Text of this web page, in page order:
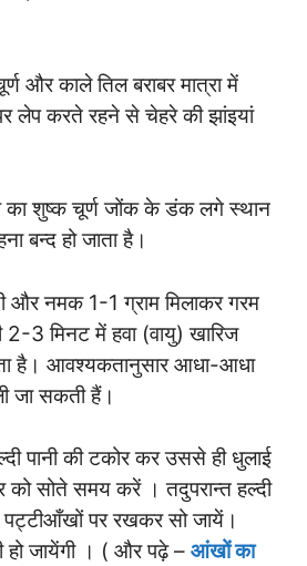
और काले तिल बराबर मात्रा में
लेप करते रहने से चेहरे की झांइयां
का शुष्क चूर्ण जोंक के डंक लगे स्थान
बन्द हो जाता है।
और नमक 1-1 ग्राम मिलाकर गरम
2-3 मिनट में हवा (वायु) खारिज
है। आवश्यकतानुसार आधा-आधा
जा सकती हैं।
पानी की टकोर कर उससे ही धुलाई
को सोते समय करें । तदुपरान्त हल्दी
पट्टीआँखों पर रखकर सो जायें।
जायेंगी । ( और पढ़े – आंखों का